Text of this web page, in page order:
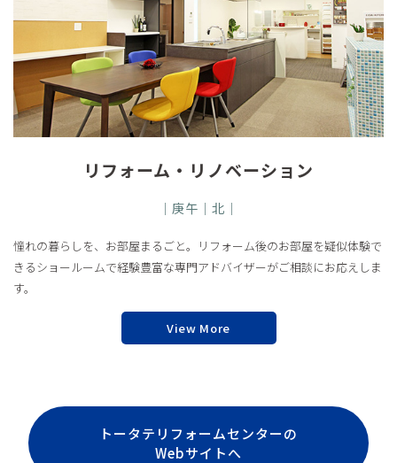
リフォーム・リノベーション
｜庚午｜北｜
憧れの暮らしを、お部屋まるごと。リフォーム後のお部屋を疑似体験で
きるショールームで経験豊富な専門アドバイザーがご相談にお応えしま
す。
View More
トータテリフォームセンターの
Webサイトへ